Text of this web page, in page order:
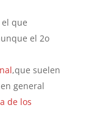
que
el 2o
,que suelen
general
de los